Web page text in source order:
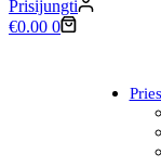
Prisijungti
Krepšelis
€0.00 0